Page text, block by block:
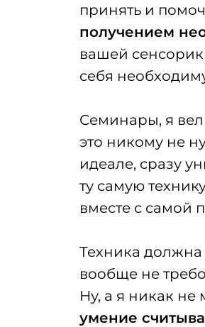
принять и
получением
вашей
себя
Семинары, я вел
это никому не
идеале, сразу
ту самую
вместе с самой
Техника должна
вообще не
Ну, а я никак не
умение